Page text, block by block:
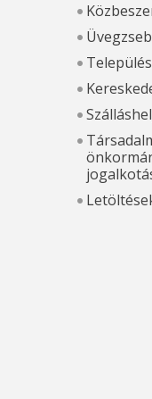
Üvegzseb